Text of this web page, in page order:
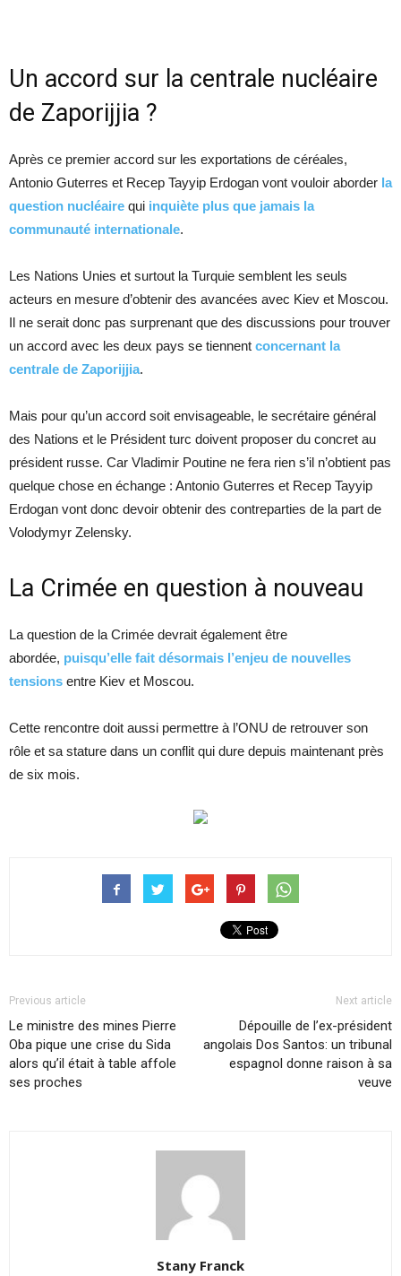
Un accord sur la centrale nucléaire
de Zaporijjia ?
Après ce premier accord sur les exportations de céréales,
Antonio Guterres et Recep Tayyip Erdogan vont vouloir aborder la
question nucléaire qui inquiète plus que jamais la
communauté internationale.
Les Nations Unies et surtout la Turquie semblent les seuls
acteurs en mesure d’obtenir des avancées avec Kiev et Moscou.
Il ne serait donc pas surprenant que des discussions pour trouver
un accord avec les deux pays se tiennent concernant la
centrale de Zaporijjia.
Mais pour qu’un accord soit envisageable, le secrétaire général
des Nations et le Président turc doivent proposer du concret au
président russe. Car Vladimir Poutine ne fera rien s’il n’obtient pas
quelque chose en échange : Antonio Guterres et Recep Tayyip
Erdogan vont donc devoir obtenir des contreparties de la part de
Volodymyr Zelensky.
La Crimée en question à nouveau
La question de la Crimée devrait également être
abordée, puisqu’elle fait désormais l’enjeu de nouvelles
tensions entre Kiev et Moscou.
Cette rencontre doit aussi permettre à l’ONU de retrouver son
rôle et sa stature dans un conflit qui dure depuis maintenant près
de six mois.
Previous article
Le ministre des mines Pierre
Oba pique une crise du Sida
alors qu’il était à table affole
ses proches
Next article
Dépouille de l’ex-président
angolais Dos Santos: un tribunal
espagnol donne raison à sa
veuve
Stany Franck